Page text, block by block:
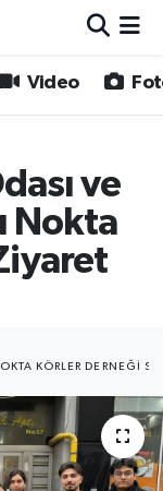
Video
ve
Nokta
KÖRLER DERNEĞI SA